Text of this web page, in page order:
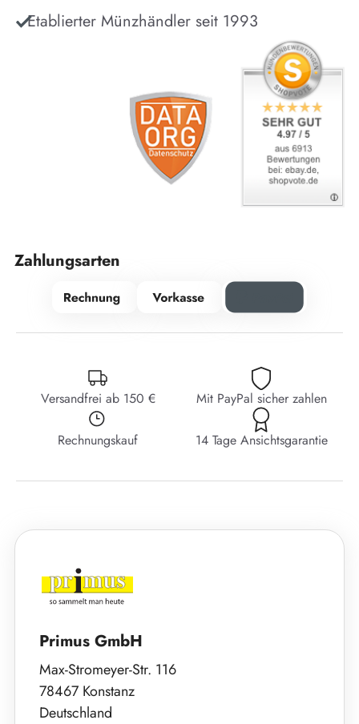
Etablierter Münzhändler seit 1993
Zahlungsarten
Versandfrei ab 150 € Mit PayPal sicher zahlen
Rechnungskauf 14 Tage Ansichtsgarantie
Primus GmbH
Max-Stromeyer-Str. 116
78467 Konstanz
Deutschland